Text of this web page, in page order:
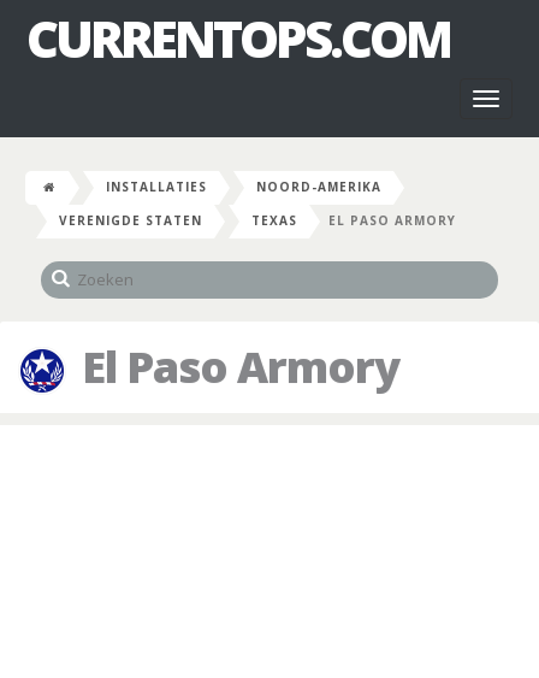
CURRENTOPS.COM
INSTALLATIES
NOORD-AMERIKA
VERENIGDE STATEN
TEXAS EL PASO ARMORY
El Paso Armory